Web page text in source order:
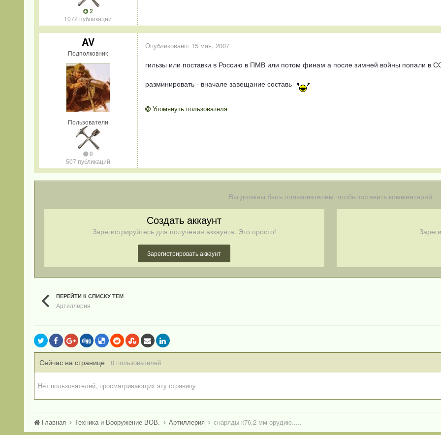
2
1072 публикации
AV
Подполковник
Пользователи
0
507 публикаций
Опубликовано: 15 мая, 2007
гильзы или поставки в Россию в ПМВ или потом финам а после зимней войны попали в
разминировать - вначале завещание составь
Упомянуть пользователя
Вы должны быть пользователем, чтобы оставить комментарий
Создать аккаунт
Зарегистрируйтесь для получения аккаунта. Это просто!
Зарегистрировать аккаунт
ПЕРЕЙТИ К СПИСКУ ТЕМ
Артиллерия
Сейчас на странице 0 пользователей
Нет пользователей, просматривающих эту страницу
Главная Техника и Вооружение ВОВ. Артиллерия снаряды к76,2 мм орудию.....